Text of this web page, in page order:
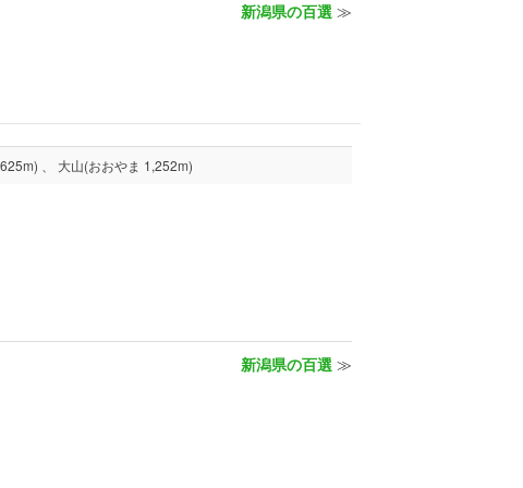
新潟県の百選≫
生藤山(しょうとうさん 990m) 、 大楠山(おおぐすやま 241m) 、 幕山(まくやま 625m) 、 大山(おおやま 1,252m)
新潟県の百選≫